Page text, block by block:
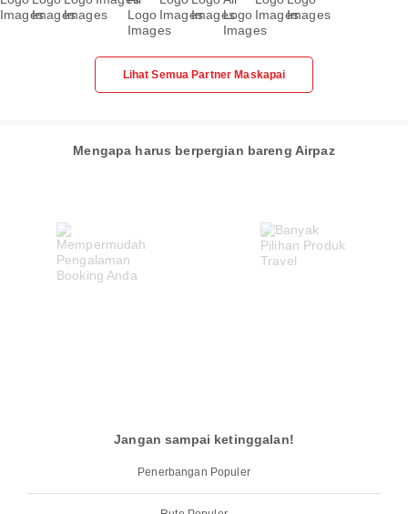
Lihat Semua Partner Maskapai
Mengapa harus berpergian bareng Airpaz
Jangan sampai ketinggalan!
Penerbangan Populer